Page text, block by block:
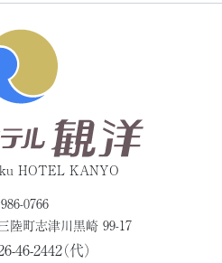
HOTEL KANYO
0766
陸町志津川黒崎 99-17
46-2442（代）